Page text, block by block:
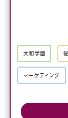
大和学園
マーケティング